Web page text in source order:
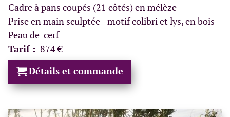
Cadre à pans coupés (21 côtés) en mélèze
Prise en main sculptée - motif colibri et lys, en bois
Peau de cerf
Tarif : 874 €
Détails et commande